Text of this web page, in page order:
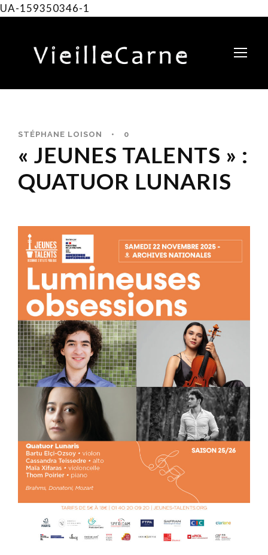
UA-159350346-1
STÉPHANE LOISON • 0
« JEUNES TALENTS » :
QUATUOR LUNARIS